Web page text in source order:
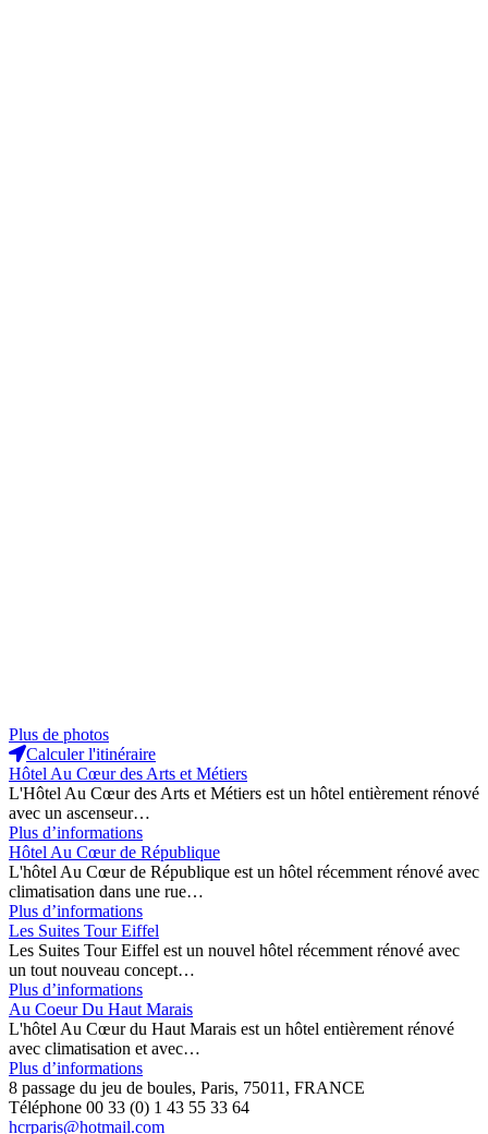
Plus de photos
Calculer l'itinéraire
Hôtel Au Cœur des Arts et Métiers
L'Hôtel Au Cœur des Arts et Métiers est un hôtel entièrement rénové
avec un ascenseur…
Plus d’informations
Hôtel Au Cœur de République
L'hôtel Au Cœur de République est un hôtel récemment rénové avec
climatisation dans une rue…
Plus d’informations
Les Suites Tour Eiffel
Les Suites Tour Eiffel est un nouvel hôtel récemment rénové avec
un tout nouveau concept…
Plus d’informations
Au Coeur Du Haut Marais
L'hôtel Au Cœur du Haut Marais est un hôtel entièrement rénové
avec climatisation et avec…
Plus d’informations
8 passage du jeu de boules, Paris, 75011, FRANCE
Téléphone 00 33 (0) 1 43 55 33 64
hcrparis@hotmail.com